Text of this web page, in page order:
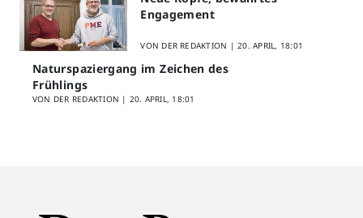
Engagement
VON DER REDAKTION |20. APRIL, 18:01
Naturspaziergang im Zeichen des
Frühlings
VON DER REDAKTION | 20. APRIL, 18:01